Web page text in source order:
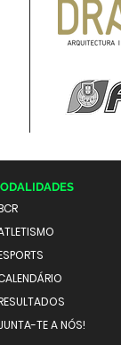
TE A NÓS!